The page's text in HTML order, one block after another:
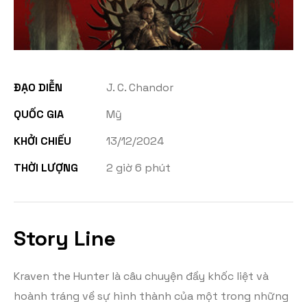
ĐẠO DIỄN
J. C. Chandor
QUỐC GIA
Mỹ
KHỞI CHIẾU
13/12/2024
THỜI LƯỢNG
2 giờ 6 phút
Story Line
Kraven the Hunter là câu chuyện đầy khốc liệt và
hoành tráng về sự hình thành của một trong những